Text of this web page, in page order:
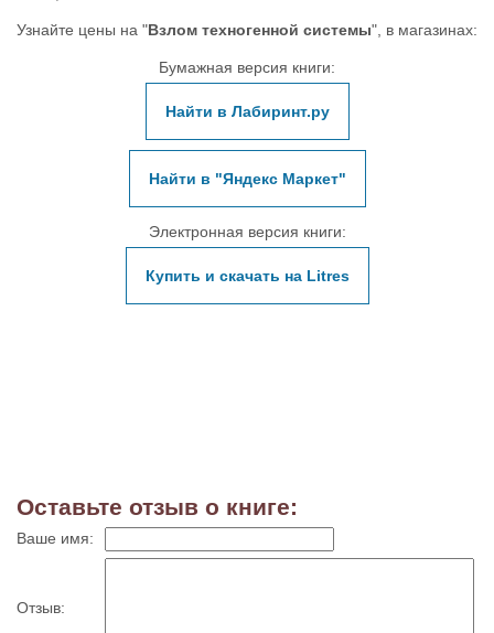
Узнайте цены на "Взлом техногенной системы", в магазинах:
Бумажная версия книги:
Найти в Лабиринт.ру
Найти в "Яндекс Маркет"
Электронная версия книги:
Купить и скачать на Litres
Оставьте отзыв о книге:
Ваше имя:
Отзыв: